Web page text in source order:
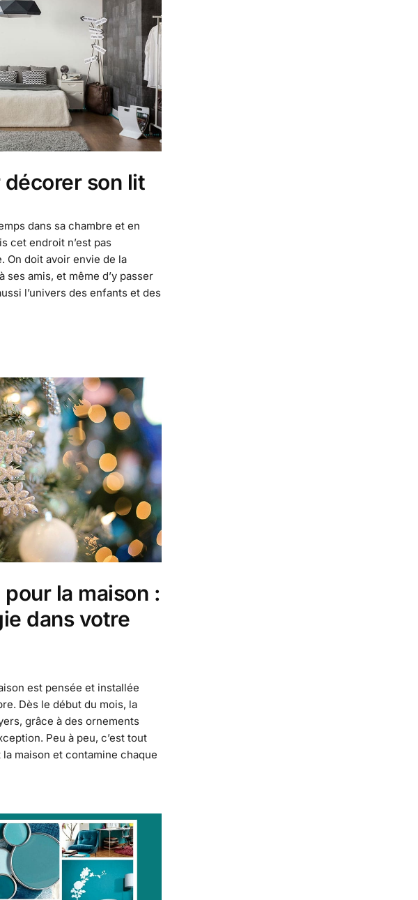
décorer son lit
dans sa chambre et en
cet endroit n’est pas
On doit avoir envie de la
amis, et même d’y passer
l’univers des enfants et des
la maison :
dans votre
est pensée et installée
Dès le début du mois, la
grâce à des ornements
Peu à peu, c’est tout
maison et contamine chaque